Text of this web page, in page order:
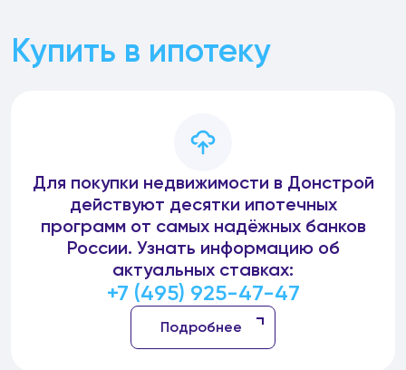
Купить в ипотеку
Для покупки недвижимости в Донстрой
действуют десятки ипотечных
программ от самых надёжных банков
России. Узнать информацию об
актуальных ставках:
+7 (495) 925-47-47
Подробнее